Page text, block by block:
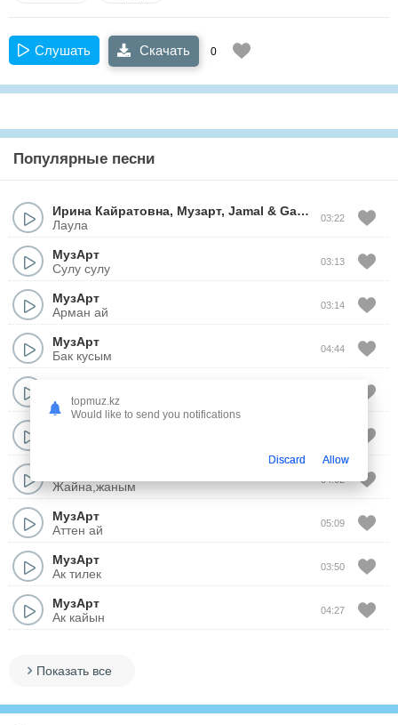
Слушать Скачать 0
Популярные песни
Ирина Кайратовна, Музарт, Jamal & Ganja
Лаула
03:22
МузАрт
Сулу сулу
03:13
МузАрт
Арман ай
03:14
МузАрт
Бак кусым
04:44
Асылым
Жайна,жаным
04:02
МузАрт
Аттен ай
05:09
МузАрт
Ак тилек
03:50
МузАрт
Ак кайын
04:27
Показать все
topmuz.kz
Would like to send you notifications
Discard Allow